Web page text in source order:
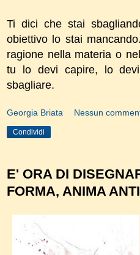
Ti dici che stai
obiettivo lo stai
ragione nella materia o
tu lo devi capire, lo
sbagliare.
Georgia Briata Nessun
Condividi
E' ORA DI
FORMA, ANIMA